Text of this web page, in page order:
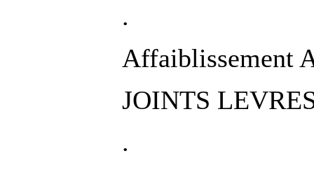
.
Affaiblissement
JOINTS
.